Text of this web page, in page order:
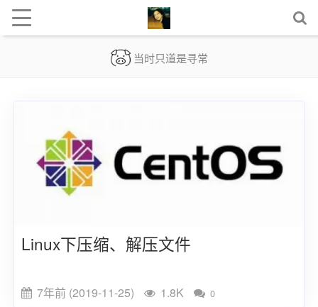
当时只道是寻常
Linux下压缩、解压文件
7年前 (2019-11-25) 1.8K 0